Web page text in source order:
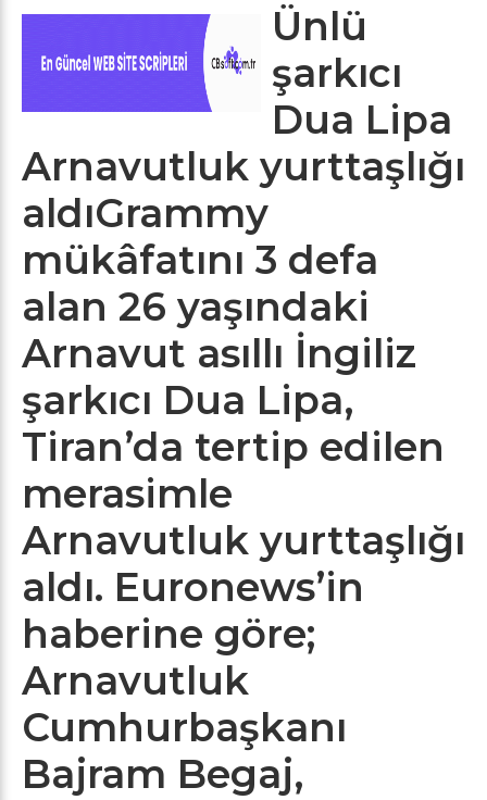
Ünlü
şarkıcı
Dua Lipa
Arnavutluk yurttaşlığı
aldıGrammy
mükâfatını 3 defa
alan 26 yaşındaki
Arnavut asıllı İngiliz
şarkıcı Dua Lipa,
Tiran’da tertip edilen
merasimle
Arnavutluk yurttaşlığı
aldı. Euronews’in
haberine göre;
Arnavutluk
Cumhurbaşkanı
Bajram Begaj,